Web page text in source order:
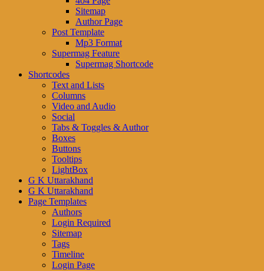
Sitemap
Author Page
Post Template
Mp3 Format
Supermag Feature
Supermag Shortcode
Shortcodes
Text and Lists
Columns
Video and Audio
Social
Tabs & Toggles & Author
Boxes
Buttons
Tooltips
LightBox
G K Uttarakhand
G K Uttarakhand
Page Templates
Authors
Login Required
Sitemap
Tags
Timeline
Login Page